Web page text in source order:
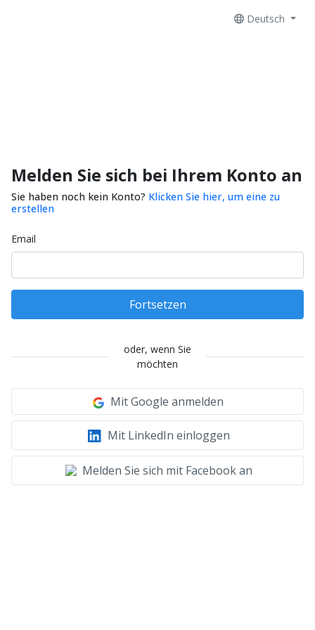
Deutsch
Melden Sie sich bei Ihrem Konto an
Sie haben noch kein Konto? Klicken Sie hier, um eine zu
erstellen
Email
Fortsetzen
oder, wenn Sie
möchten
Mit Google anmelden
Mit LinkedIn einloggen
Melden Sie sich mit Facebook an